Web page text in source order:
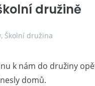
družině
, Školní družina
k nám do družiny
domů.